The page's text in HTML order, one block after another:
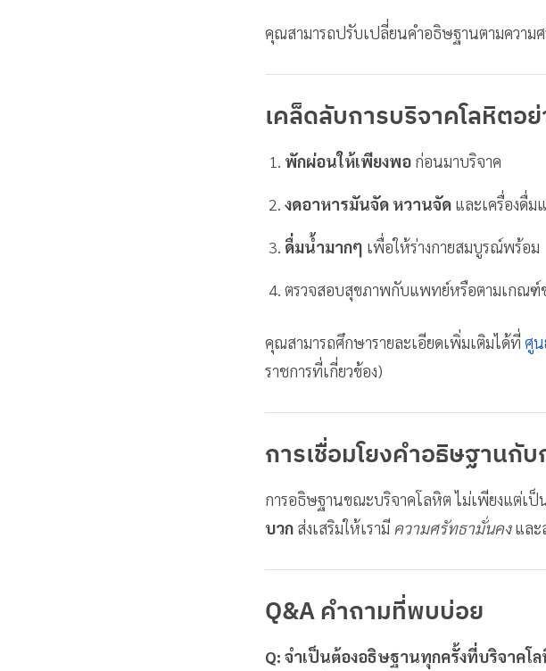
คุณสามารถปรับเปลี่ยนคำอธิษฐานตามความ
เคล็ดลับการบริจาคโลหิตอ
พักผ่อนให้เพียงพอก่อนมาบริจาค
งดอาหารมันจัด หวานจัดและเครื่องดื่ม
ดื่มน้ำมากๆ เพื่อให้ร่างกายสมบูรณ์พร้อม
ตรวจสอบสุขภาพกับแพทย์หรือตามเกณฑ์
คุณสามารถศึกษารายละเอียดเพิ่มเติมได้ที่ ศูน
ราชการที่เกี่ยวข้อง)
การเชื่อมโยงคำอธิษฐานกั
การอธิษฐานขณะบริจาคโลหิต ไม่เพียงแต่เป็
บวก ส่งเสริมให้เรามี ความศรัทธามั่นคงและ
Q&A คำถามที่พบบ่อย
Q: จำเป็นต้องอธิษฐานทุกครั้งที่บริจาคโล